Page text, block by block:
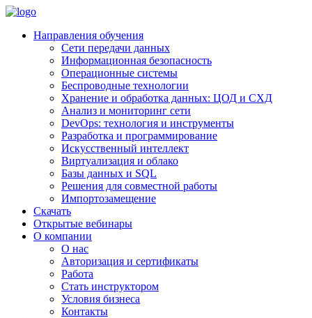
Направления обучения
Сети передачи данных
Информационная безопасность
Операционные системы
Беспроводные технологии
Хранение и обработка данных: ЦОД и СХД
Анализ и мониторинг сети
DevOps: технология и инструменты
Разработка и программирование
Искусственный интеллект
Виртуализация и облако
Базы данных и SQL
Решения для совместной работы
Импортозамещение
Скачать
Открытые вебинары
О компании
О нас
Авторизация и сертификаты
Работа
Стать инструктором
Условия бизнеса
Контакты